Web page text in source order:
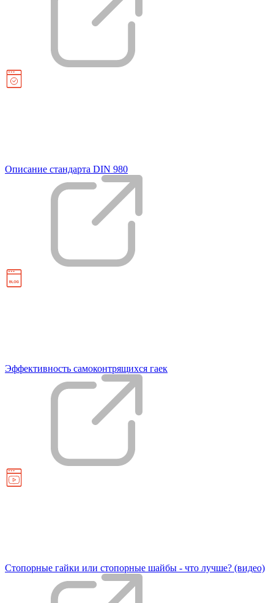
Описание стандарта DIN 980
Эффективность самоконтрящихся гаек
Стопорные гайки или стопорные шайбы - что лучше? (видео)